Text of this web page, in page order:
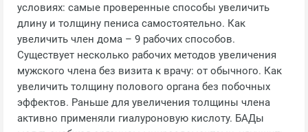
условиях: самые проверенные способы увеличить
длину и толщину пениса самостоятельно. Как
увеличить член дома – 9 рабочих способов.
Существует несколько рабочих методов увеличения
мужского члена без визита к врачу: от обычного. Как
увеличить толщину полового органа без побочных
эффектов. Раньше для увеличения толщины члена
активно применяли гиалуроновую кислоту. БАДы